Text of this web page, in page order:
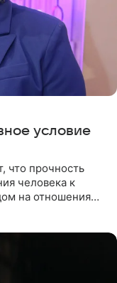
условие
что прочность
человека к
на отношения